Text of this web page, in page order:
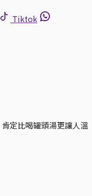
Tiktok
定比喝罐頭湯更讓人溫